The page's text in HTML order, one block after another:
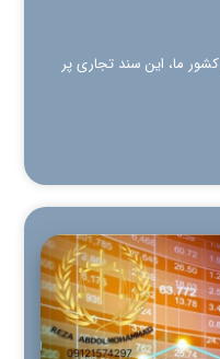
ما، این سند تجاری پر